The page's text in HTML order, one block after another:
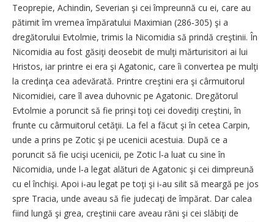
Teoprepie, Achindin, Severian şi cei împreunnă cu ei, care au
pătimit îm vremea împăratului Maximian (286‑305) şi a
dregătorului Evtolmie, trimis la Nicomidia să prindă creştinii. În
Nicomidia au fost găsiţi deosebit de mulţi mărturisitori ai lui
Hristos, iar printre ei era şi Agatonic, care îi convertea pe mulţi
la credinţa cea adevărată. Printre creştini era şi cârmuitorul
Nicomidiei, care îl avea duhovnic pe Agatonic. Dregătorul
Evtolmie a poruncit să fie prinşi toţi cei dovediţi creştini, în
frunte cu cârmuitorul cetăţii. La fel a făcut şi în cetea Carpin,
unde a prins pe Zotic şi pe ucenicii acestuia. După ce a
poruncit să fie ucişi ucenicii, pe Zotic l‑a luat cu sine în
Nicomidia, unde l‑a legat alături de Agatonic şi cei dimpreună
cu el închişi. Apoi i‑au legat pe toţi şi i‑au silit să meargă pe jos
spre Tracia, unde aveau să fie judecaţi de împărat. Dar calea
fiind lungă şi grea, creştinii care aveau răni şi cei slăbiţi de